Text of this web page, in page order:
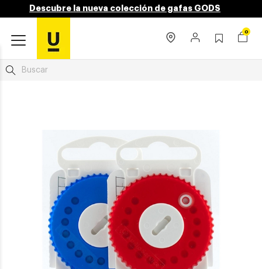
Descubre la nueva colección de gafas GODS
0